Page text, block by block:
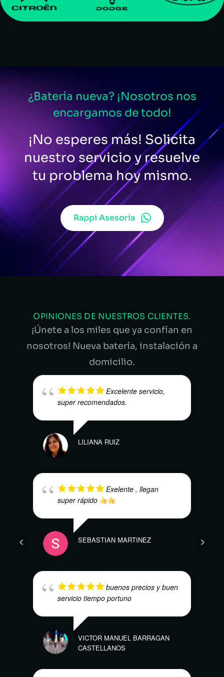
¿Batería nueva? ¡Nosotros nos
encargamos de todo!
¡No esperes más! Solicita
nuestro servicio y resuelve
tu problema hoy mismo.
Rappi Asesoría
OPINIONES DE NUESTROS CLIENTES.
¡Únete a los miles que ya confían en
nosotros! Nueva batería, instalación a
domicilio.
Excelente servicio,
super recomendados.
LILIANA RUIZ
Exelente , llegan
super rápido
SEBASTIAN MARTINEZ
buenos precios y buen
servicio tiempo portuno
VICTOR MANUEL BARRAGAN
CASTELLANOS